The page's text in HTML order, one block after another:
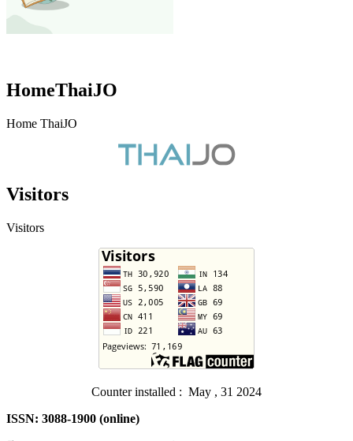
HomeThaiJO
Home ThaiJO
Visitors
Visitors
Counter installed : May , 31 2024
ISSN: 3088-1900 (online)